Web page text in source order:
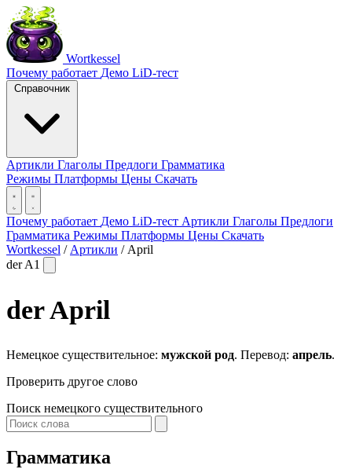
Wortkessel
Почему работает Демо LiD-тест
Справочник
Артикли Глаголы Предлоги Грамматика
Режимы Платформы Цены Скачать
Почему работает Демо LiD-тест Артикли Глаголы Предлоги
Грамматика Режимы Платформы Цены Скачать
Wortkessel / Артикли / April
derA1
derApril
Немецкое существительное: мужской род. Перевод: апрель.
Проверить другое слово
Поиск немецкого существительного
Грамматика